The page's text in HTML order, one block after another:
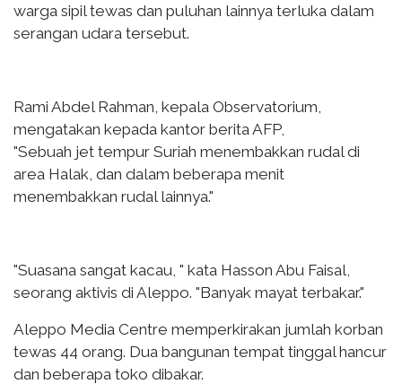
warga sipil tewas dan puluhan lainnya terluka dalam
serangan udara tersebut.
Rami Abdel Rahman, kepala Observatorium,
mengatakan kepada kantor berita AFP,
"Sebuah jet tempur Suriah menembakkan rudal di
area Halak, dan dalam beberapa menit
menembakkan rudal lainnya."
"Suasana sangat kacau, " kata Hasson Abu Faisal,
seorang aktivis di Aleppo. "Banyak mayat terbakar."
Aleppo Media Centre memperkirakan jumlah korban
tewas 44 orang. Dua bangunan tempat tinggal hancur
dan beberapa toko dibakar.